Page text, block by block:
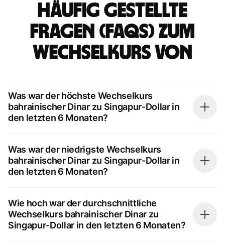
Häufig gestellte
Fragen (FAQs) zum
Wechselkurs von
Was war der höchste Wechselkurs
bahrainischer Dinar zu Singapur-Dollar in
den letzten 6 Monaten?
Was war der niedrigste Wechselkurs
bahrainischer Dinar zu Singapur-Dollar in
den letzten 6 Monaten?
Wie hoch war der durchschnittliche
Wechselkurs bahrainischer Dinar zu
Singapur-Dollar in den letzten 6 Monaten?